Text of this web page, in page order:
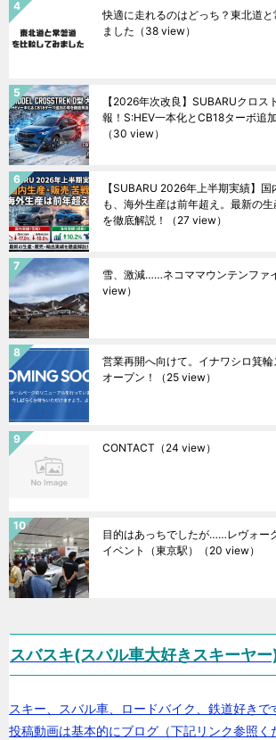
快適に走れるのはどっち？東北道
ました （38 view）
【2026年次改良】SUBARUクロス
報！S:HEV一本化とCB18ターボ追
（30 view）
【SUBARU 2026年上半期実績】
も、海外生産は前年超え。最新の
を徹底解説！
（27 view）
雪、激減……ネコママウンテンファ
view）
営業再開へ向けて。イナワシロ箕輪
オープン！
（25 view）
CONTACT （24 view）
目的はあっちでしたが……レヴォー
イベント（東京駅）
（20 view）
スバスキ(スバル車大好きスキーヤー
スキー、スバル車、ロードバイク、鉄道好きで
投稿動画は基本的にブログ（下記リンク参照く